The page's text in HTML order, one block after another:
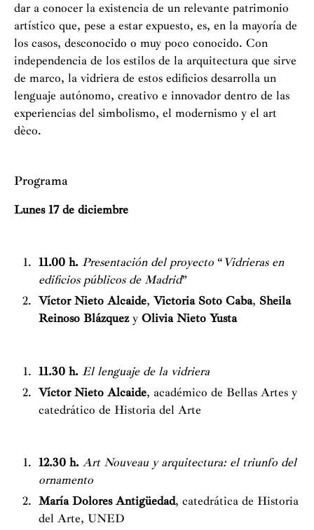
dar a conocer la existencia de un relevante patrimonio
artístico que, pese a estar expuesto, es, en la mayoría de
los casos, desconocido o muy poco conocido. Con
independencia de los estilos de la arquitectura que sirve
de marco, la vidriera de estos edificios desarrolla un
lenguaje autónomo, creativo e innovador dentro de las
experiencias del simbolismo, el modernismo y el art
dèco.
Programa
Lunes 17 de diciembre
11.00 h. Presentación del proyecto “Vidrieras en
edificios públicos de Madrid”
Víctor Nieto Alcaide, Victoria Soto Caba, Sheila
Reinoso Blázquezy Olivia Nieto Yusta
11.30 h. El lenguaje de la vidriera
Víctor Nieto Alcaide, académico de Bellas Artes y
catedrático de Historia del Arte
12.30 h. Art Nouveau y arquitectura: el triunfo del
ornamento
María Dolores Antigüedad, catedrática de Historia
del Arte, UNED